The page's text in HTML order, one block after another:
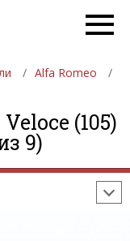
Alfa Romeo
(105)
9)
ДЕВУШКИ